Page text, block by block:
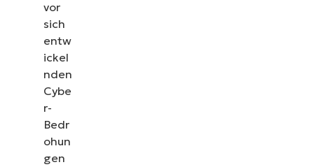
vor
sich
entw
ickel
nden
Cybe
r-
Bedr
ohun
gen